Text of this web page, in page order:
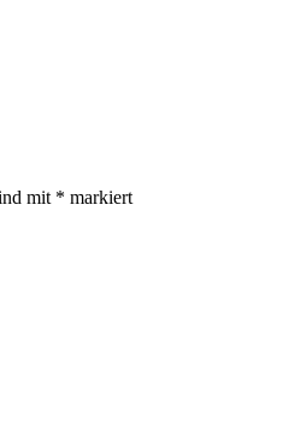
mit * markiert